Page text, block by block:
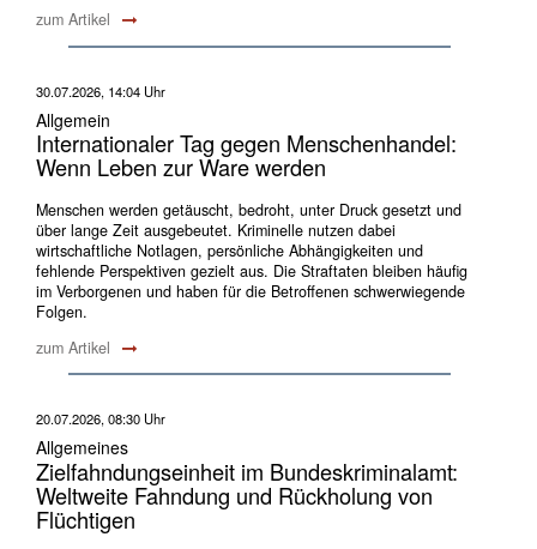
zum Artikel
30.07.2026, 14:04 Uhr
Allgemein
Internationaler Tag gegen Menschenhandel:
Wenn Leben zur Ware werden
Menschen werden getäuscht, bedroht, unter Druck gesetzt und
über lange Zeit ausgebeutet. Kriminelle nutzen dabei
wirtschaftliche Notlagen, persönliche Abhängigkeiten und
fehlende Perspektiven gezielt aus. Die Straftaten bleiben häufig
im Verborgenen und haben für die Betroffenen schwerwiegende
Folgen.
zum Artikel
20.07.2026, 08:30 Uhr
Allgemeines
Zielfahndungseinheit im Bundeskriminalamt:
Weltweite Fahndung und Rückholung von
Flüchtigen